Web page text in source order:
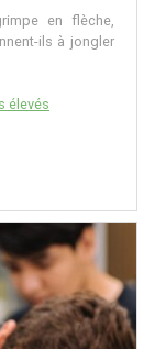
en flèche,
ils à jongler
élevés